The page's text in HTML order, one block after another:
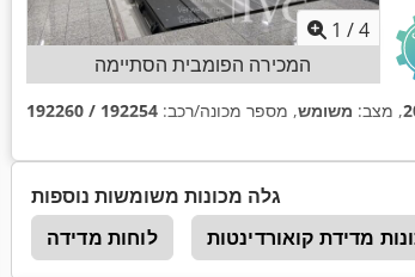
1 /4
המכירה הפומבית הסתיימה
, מצב: משומש, מספר מכונה/רכב: 192254 / 192260
גלה מכונות משומשות נוספות
לוחות מדידה
מדידת קואורדינטות